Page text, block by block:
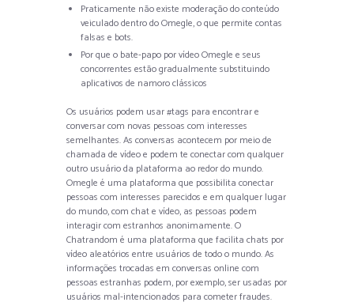
Praticamente não existe moderação do conteúdo
veiculado dentro do Omegle, o que permite contas
falsas e bots.
Por que o bate-papo por vídeo Omegle e seus
concorrentes estão gradualmente substituindo
aplicativos de namoro clássicos
Os usuários podem usar #tags para encontrar e
conversar com novas pessoas com interesses
semelhantes. As conversas acontecem por meio de
chamada de vídeo e podem te conectar com qualquer
outro usuário da plataforma ao redor do mundo.
Omegle é uma plataforma que possibilita conectar
pessoas com interesses parecidos e em qualquer lugar
do mundo, com chat e vídeo, as pessoas podem
interagir com estranhos anonimamente. O
Chatrandom é uma plataforma que facilita chats por
vídeo aleatórios entre usuários de todo o mundo. As
informações trocadas em conversas online com
pessoas estranhas podem, por exemplo, ser usadas por
usuários mal-intencionados para cometer fraudes.